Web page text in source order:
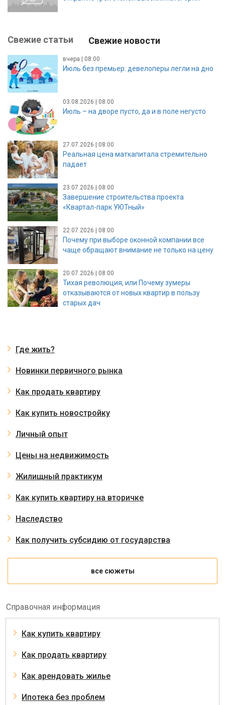
Свежие статьи Свежие новости
вчера | 08:00
Июль без премьер: девелоперы легли на дно
03.08.2026 | 08:00
Июль – на дворе пусто, да и в поле негусто
27.07.2026 | 08:00
Реальная цена маткапитала стремительно
падает
23.07.2026 | 08:00
Завершение строительства проекта
«Квартал-парк УЮТный»
22.07.2026 | 08:00
Почему при выборе оконной компании все
чаще обращают внимание не только на цену
20.07.2026 | 08:00
Тихая революция, или Почему зумеры
отказываются от новых квартир в пользу
старых дач
Где жить?
Новинки первичного рынка
Как продать квартиру
Как купить новостройку
Личный опыт
Цены на недвижимость
Жилищный практикум
Как купить квартиру на вторичке
Наследство
Как получить субсидию от государства
все сюжеты
Справочная информация
Как купить квартиру
Как продать квартиру
Как арендовать жилье
Ипотека без проблем